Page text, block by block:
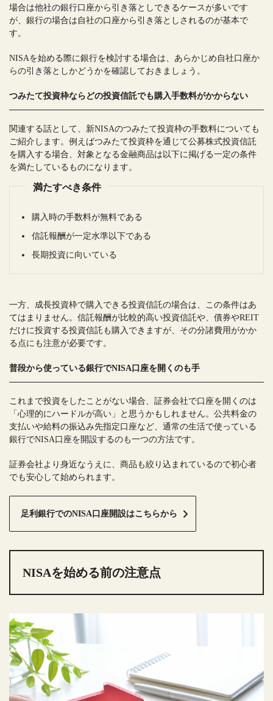
場合は他社の銀行口座から引き落としできるケースが多いです
が、銀行の場合は自社の口座から引き落としされるのが基本で
す。
NISAを始める際に銀行を検討する場合は、あらかじめ自社口座か
らの引き落としかどうかを確認しておきましょう。
つみたて投資枠ならどの投資信託でも購入手数料がかからない
関連する話として、新NISAのつみたて投資枠の手数料についても
ご紹介します。例えばつみたて投資枠を通じて公募株式投資信託
を購入する場合、対象となる金融商品は以下に掲げる一定の条件
を満たしているものになります。
満たすべき条件
購入時の手数料が無料である
信託報酬が一定水準以下である
長期投資に向いている
一方、成長投資枠で購入できる投資信託の場合は、この条件はあ
てはまりません。信託報酬が比較的高い投資信託や、債券やREIT
だけに投資する投資信託も購入できますが、その分諸費用がかか
る点にも注意が必要です。
普段から使っている銀行でNISA口座を開くのも手
これまで投資をしたことがない場合、証券会社で口座を開くのは
「心理的にハードルが高い」と思うかもしれません。公共料金の
支払いや給料の振込み先指定口座など、通常の生活で使っている
銀行でNISA口座を開設するのも一つの方法です。
証券会社より身近なうえに、商品も絞り込まれているので初心者
でも安心して始められます。
足利銀行でのNISA口座開設はこちらから
NISAを始める前の注意点